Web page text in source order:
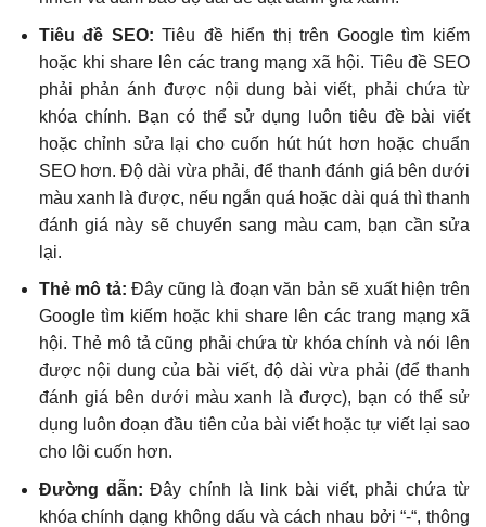
Tiêu đề SEO: Tiêu đề hiển thị trên Google tìm kiếm
hoặc khi share lên các trang mạng xã hội. Tiêu đề SEO
phải phản ánh được nội dung bài viết, phải chứa từ
khóa chính. Bạn có thể sử dụng luôn tiêu đề bài viết
hoặc chỉnh sửa lại cho cuốn hút hút hơn hoặc chuẩn
SEO hơn. Độ dài vừa phải, để thanh đánh giá bên dưới
màu xanh là được, nếu ngắn quá hoặc dài quá thì thanh
đánh giá này sẽ chuyển sang màu cam, bạn cần sửa
lại.
Thẻ mô tả: Đây cũng là đoạn văn bản sẽ xuất hiện trên
Google tìm kiếm hoặc khi share lên các trang mạng xã
hội. Thẻ mô tả cũng phải chứa từ khóa chính và nói lên
được nội dung của bài viết, độ dài vừa phải (để thanh
đánh giá bên dưới màu xanh là được), bạn có thể sử
dụng luôn đoạn đầu tiên của bài viết hoặc tự viết lại sao
cho lôi cuốn hơn.
Đường dẫn: Đây chính là link bài viết, phải chứa từ
khóa chính dạng không dấu và cách nhau bởi “-“, thông